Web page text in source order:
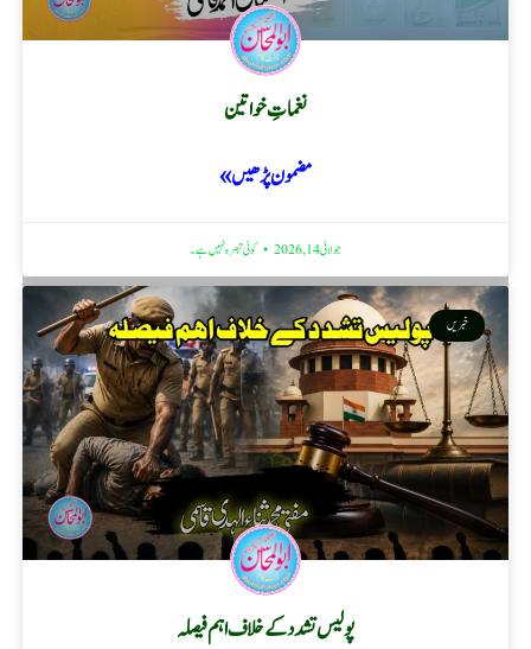
نغماتِ خواتین
مضمون پڑھیں »
جولائی 14, 2026 کوئی تبصرہ نہیں ہے۔
خبریں
پولیس تشدد کے خلاف اہم فیصلہ